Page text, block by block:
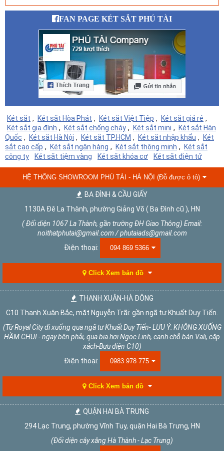
FAN PAGE KÉT SẮT PHÚ TÀI
Két sắt , Két sắt Hòa Phát , Két sắt Việt Tiệp , Két sắt giá rẻ ,
Két sắt gia đình , Két sắt chống cháy , Két sắt mini ,
Két sắt Hàn
Quốc , Két sắt Hà Nội , Két sắt TP.HCM , Két sắt nhập khẩu ,
Két
sắt cao cấp , Két sắt ngân hàng , Két sắt thông minh ,
Két sắt
công ty
Két sắt tiệm vàng Két sắt khóa cơ Két sắt điện tử
HỆ THỐNG SHOWROOM PHÚ TÀI - HÀ NỘI (Đỗ được ô tô)
BA ĐÌNH & CẦU GIẤY
1130A Đê La Thành, phường Giảng Võ ( Ba Đình cũ ), HN
( Đối diện 1067 La Thành, gần trường ĐH Giao Thông) Email:
noithatphutai@gmail.com / phutaiads@gmail.com
Điện thoại:
094 869 5366
Click Xem bản đồ
THANH XUÂN-HÀ ĐÔNG
C10 Thanh Xuân Bắc, mặt Nguyễn Trãi: gần ngã tư Khuất Duy Tiến.
(Từ Royal City đi xuống qua ngã tư Khuất Duy Tiến- LƯU Ý: KHÔNG XUỐNG
HẦM CHUI - ngay bên phải, qua bia hơi Ngọc Linh, cạnh chỗ bán Vali, cặp
xách-Bưu điện C10)
Điện thoại:
0983 978 775
Click Xem bản đồ
QUẬN HAI BÀ TRƯNG
294 Lạc Trung, phường Vĩnh Tuy, quận Hai Bà Trưng, HN
(Đối diện cây xăng Hà Thành - Lạc Trung)